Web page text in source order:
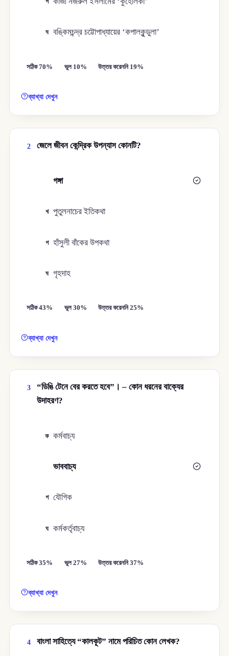
ঘ বঙ্কিমচন্দ্র চট্টোপাধ্যায়ের ‘কপালকুন্ডুলা’
সঠিক 70% ভুল 10% উত্তর করেননি 19%
ব্যাখ্যা দেখুন
2 জেলে জীবন কেন্দ্রিক উপন্যাস কোনটি?
গঙ্গা
খ পুতুলনাচের ইতিকথা
গ হাঁসুলী বাঁকের উপকথা
ঘ গৃহদাহ
সঠিক 43% ভুল 30% উত্তর করেননি 25%
ব্যাখ্যা দেখুন
3
“ডিঙি টেনে বের করতে হবে”। – কোন ধরনের বাক্যের
উদাহরণ?
ক কর্মবাচ্য
ভাববাচ্য
গ যৌগিক
ঘ কর্মকর্তৃবাচ্য
সঠিক 35% ভুল 27% উত্তর করেননি 37%
ব্যাখ্যা দেখুন
4 বাংলা সাহিত্যে “কালকূট” নামে পরিচিত কোন লেখক?